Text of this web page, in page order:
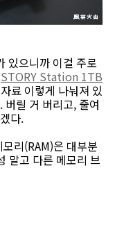
있으니까 이걸 주로
STORY Station 1TB
료 이렇게 나눠져 있
릴 거 버리고, 줄여
다.
리(RAM)은 대부분
말고 다른 메모리 브